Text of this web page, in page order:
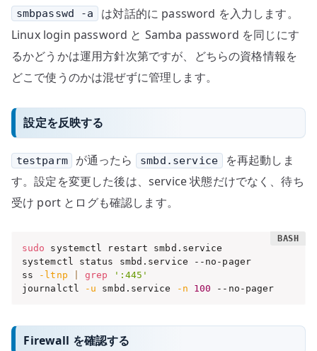
smbpasswd -a
は対話的に password を入力します。
Linux login password と Samba password を同じにす
るかどうかは運用方針次第ですが、どちらの資格情報を
どこで使うのかは混ぜずに管理します。
設定を反映する
testparm が通ったら smbd.service
を再起動しま
す。設定を変更した後は、service 状態だけでなく、待ち
受け port とログも確認します。
sudo systemctl restart smbd.service
systemctl status smbd.service --no-pager
ss
-ltnp grep
':445'
journalctl
-u smbd.service -n 100 --no-pager
Firewall を確認する